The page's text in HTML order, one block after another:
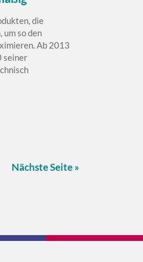
die
so den
Ab 2013
seiner
Nächste Seite »